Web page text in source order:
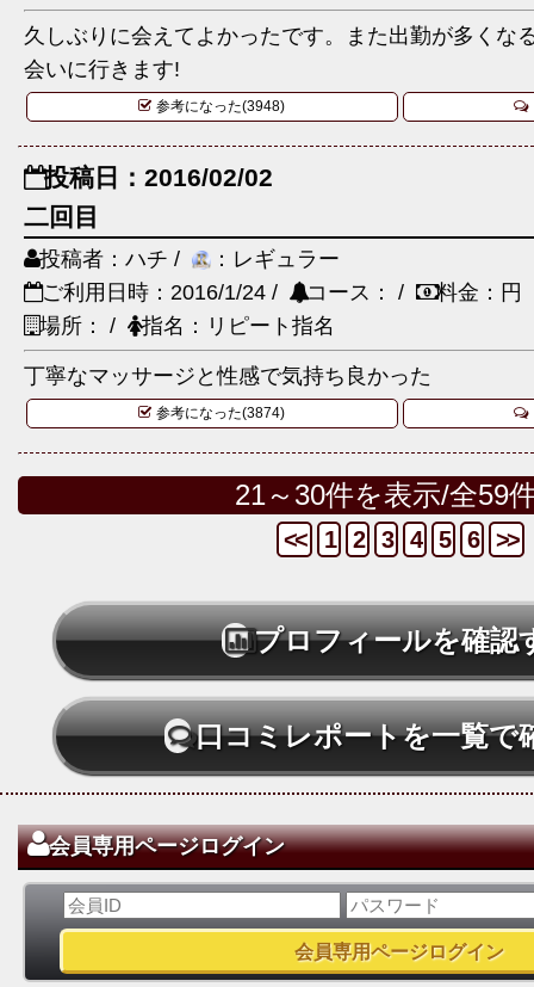
久しぶりに会えてよかったです。また出勤が多くな
会いに行きます!
参考になった(3948)
投稿日：2016/02/02
二回目
投稿者：ハチ /
：レギュラー
ご利用日時：2016/1/24 /
コース： /
料金：円
場所： /
指名：リピート指名
丁寧なマッサージと性感で気持ち良かった
参考になった(3874)
21～30件を表示/全59
<< 1 2 3 4 5 6 >>
プロフィールを確認
口コミレポートを一覧で
会員専用ページログイン